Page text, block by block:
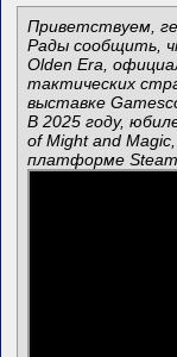
Приветствуем,
Рады сообщить,
Olden Era,
тактических
выставке
В 2025 году,
of Might and
платформе Steam.